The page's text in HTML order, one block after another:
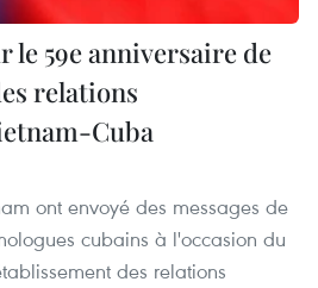
le 59e anniversaire de
relations
Cuba
ont envoyé des messages de
cubains à l'occasion du
des relations